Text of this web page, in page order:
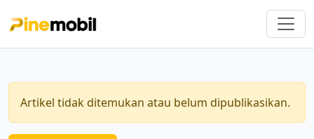
Artikel tidak ditemukan atau belum dipublikasikan.